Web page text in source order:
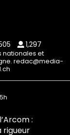
1,297
nationales et
redac@media-
5h
:
rigueur